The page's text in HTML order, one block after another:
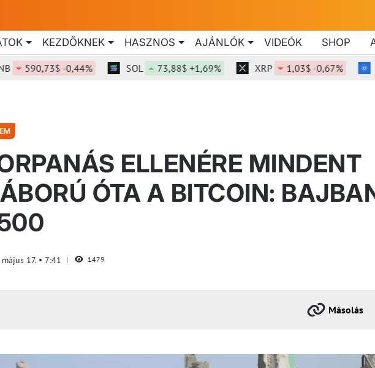
KEZDŐKNEK HASZNOS AJÁNLÓK VIDEÓK SHOP
590,73$ -0,44% SOL 73,88$ +1,69% XRP 1,03$ -0,67% ADA
ELLENÉRE MINDENT
ÓTA A BITCOIN:
17. 7:41 1479
Másolás